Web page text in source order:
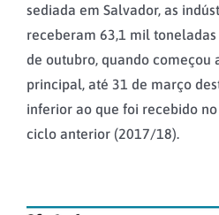
sediada em Salvador, as
receberam 63,1 mil
de outubro, quando começou
principal, até 31 de março
inferior ao que foi recebido
ciclo anterior (2017/18).